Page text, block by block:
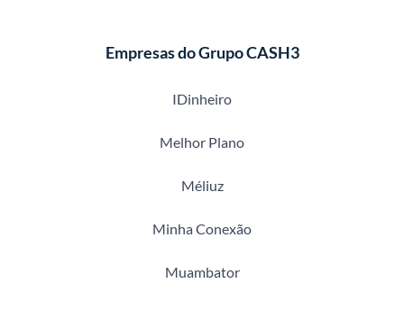
Empresas do Grupo CASH3
IDinheiro
Melhor Plano
Méliuz
Minha Conexão
Muambator